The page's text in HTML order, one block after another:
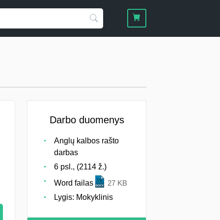
Darbo duomenys
Anglų kalbos rašto
darbas
6 psl., (2114 ž.)
Word failas
27 KB
Lygis: Mokyklinis